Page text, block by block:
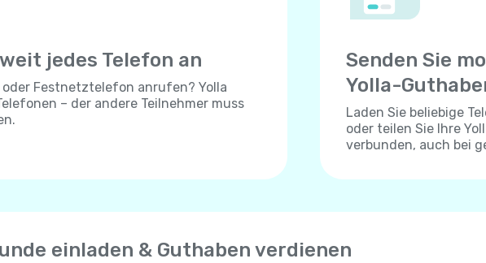
jedes Telefon an
oder Festnetztelefon anrufen? Yolla
– der andere Teilnehmer muss
Senden Sie
Yolla-
Laden Sie beliebige
oder teilen Sie Ihre
verbunden, auch bei
einladen & Guthaben verdienen